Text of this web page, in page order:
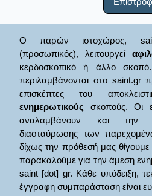
Ο παρών ιστοχώρος,
(προσωπικός), λειτουργεί
κερδοσκοπικό ή άλλο
περιλαμβάνονται στο saint.gr
επισκέπτες του
ενημερωτικούς σκοπούς. Οι
αναλαμβάνουν και την
διασταύρωσης των
δίχως την πρόθεσή μας θίγουμε
παρακαλούμε για την άμεση
saint [dot] gr. Κάθε υπόδειξη,
έγγραφη συμπαράσταση είναι